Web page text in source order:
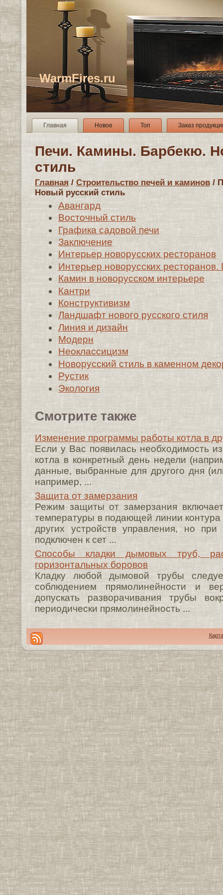
WarmFires.ru
Главная Новое Топ Заказ
Печи. Камины. Барбекю.
стиль
Главная / Строительство печей и каминов /
Новый русский стиль
Авангард
Восточный стиль
Графика садовой печи
Заключение
Интерьер новорусских ресторанов
Интерьер новорусских
Камин в новорусском интерьере
Кантри
Конструктивизм
Ландшафт нового русского стиля
Линия и дизайн
Модерн
Неоклассицизм
Новорусский стиль в каменном
Рустик
Экология
Смотрите также
Изменение программы работы котла в
Если у Вас появилась необходимость
котла в конкретный день недели
данные, выбранные для другого дня
например, ...
Защита от замерзания
Режим защиты от замерзания
температуры в подающей линии контура
других устройств управления, но
подключен к сет ...
Способы кладки дымовых труб,
горизонтальных боровов
Кладку любой дымовой трубы
соблюдением прямолинейности и
допускать разворачивания трубы
периодически прямолинейность ...